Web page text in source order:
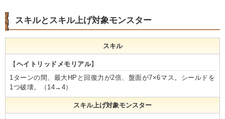
スキルとスキル上げ対象モンスター
スキル
【 ヘイトリッドメモリアル】
1ターンの間、最大HPと回復力が2倍、盤面が7×6マス。シールドを
1つ破壊。（14→4）
スキル上げ対象モンスター